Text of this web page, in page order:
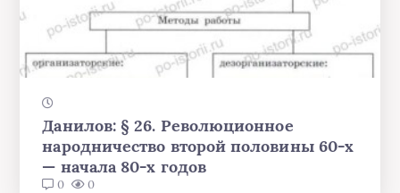
Данилов: § 26. Революционное
народничество второй половины 60-х
— начала 80-х годов
0 0